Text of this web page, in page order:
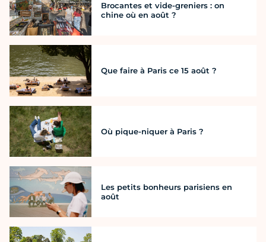
Brocantes et vide-greniers : on
chine où en août ?
Que faire à Paris ce 15 août ?
Où pique-niquer à Paris ?
Les petits bonheurs parisiens en
août